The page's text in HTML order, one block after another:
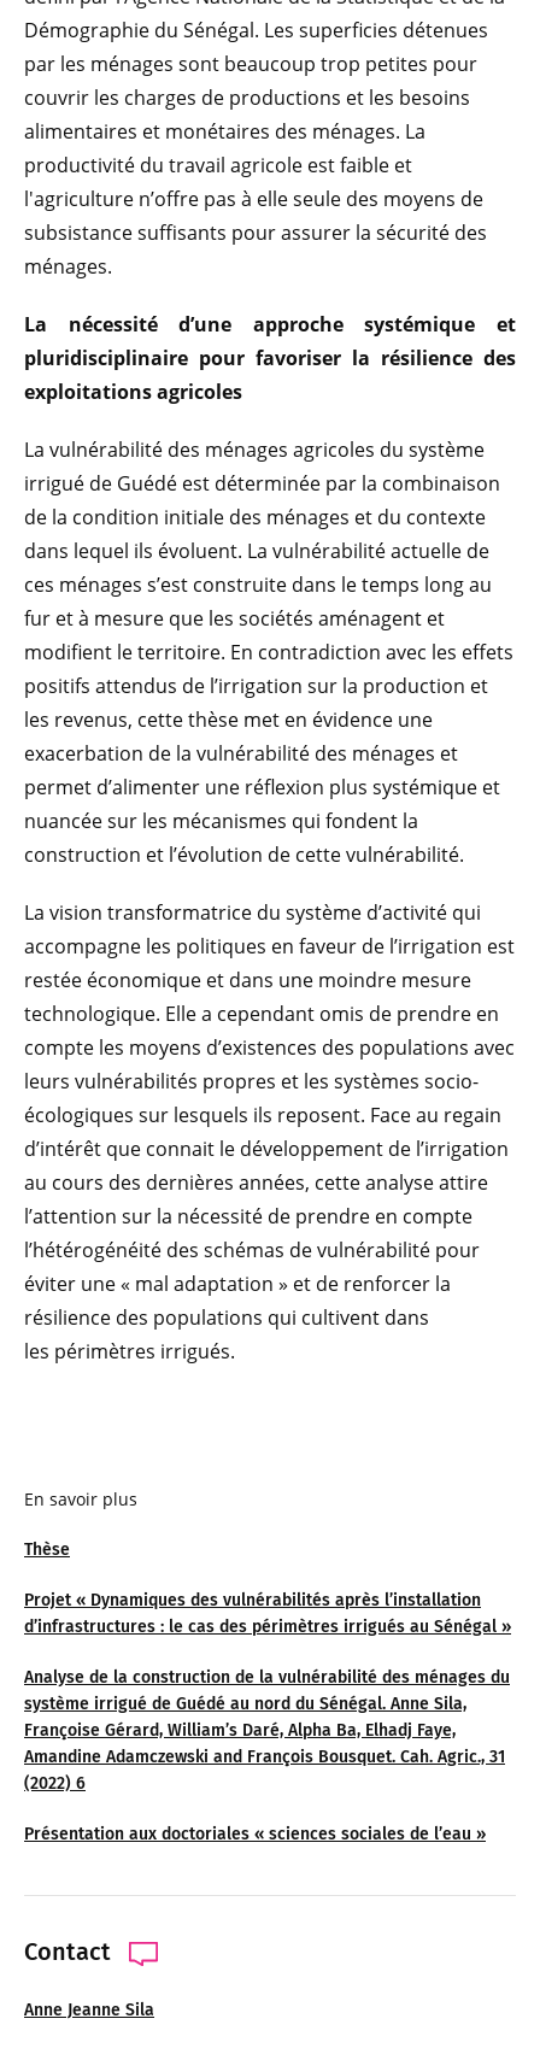
En savoir plus
Thèse
Projet « Dynamiques des vulnérabilités après l’installation
d’infrastructures : le cas des périmètres irrigués au Sénégal »
Analyse de la construction de la vulnérabilité des ménages du
système irrigué de Guédé au nord du Sénégal. Anne Sila,
Françoise Gérard, William’s Daré, Alpha Ba, Elhadj Faye,
Amandine Adamczewski and François Bousquet. Cah. Agric., 31
(2022) 6
Présentation aux doctoriales « sciences sociales de l’eau »
Contact
Anne Jeanne Sila
Démographie du Sénégal. Les superficies détenues
par les ménages sont beaucoup trop petites pour
couvrir les charges de productions et les besoins
alimentaires et monétaires des ménages. La
productivité du travail agricole est faible et
l'agriculture n’offre pas à elle seule des moyens de
subsistance suffisants pour assurer la sécurité des
ménages.
La nécessité d’une approche systémique et
pluridisciplinaire pour favoriser la résilience des
exploitations agricoles
La vulnérabilité des ménages agricoles du système
irrigué de Guédé est déterminée par la combinaison
de la condition initiale des ménages et du contexte
dans lequel ils évoluent. La vulnérabilité actuelle de
ces ménages s’est construite dans le temps long au
fur et à mesure que les sociétés aménagent et
modifient le territoire. En contradiction avec les effets
positifs attendus de l’irrigation sur la production et
les revenus, cette thèse met en évidence une
exacerbation de la vulnérabilité des ménages et
permet d’alimenter une réflexion plus systémique et
nuancée sur les mécanismes qui fondent la
construction et l’évolution de cette vulnérabilité.
La vision transformatrice du système d’activité qui
accompagne les politiques en faveur de l’irrigation est
restée économique et dans une moindre mesure
technologique. Elle a cependant omis de prendre en
compte les moyens d’existences des populations avec
leurs vulnérabilités propres et les systèmes socio-
écologiques sur lesquels ils reposent. Face au regain
d’intérêt que connait le développement de l’irrigation
au cours des dernières années, cette analyse attire
l’attention sur la nécessité de prendre en compte
l’hétérogénéité des schémas de vulnérabilité pour
éviter une « mal adaptation » et de renforcer la
résilience des populations qui cultivent dans
les périmètres irrigués.